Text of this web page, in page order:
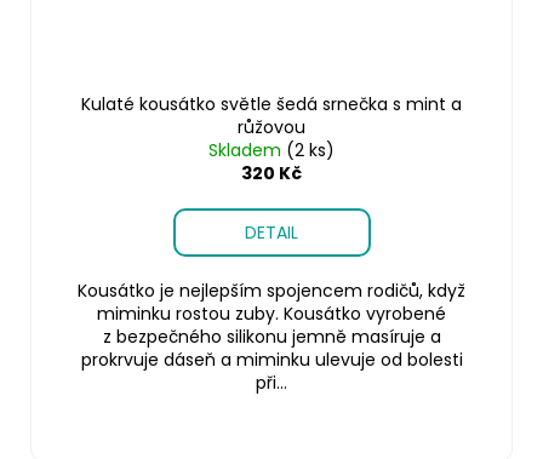
Kulaté kousátko světle šedá srnečka s mint a
růžovou
Skladem (2 ks)
320 Kč
DETAIL
Kousátko je nejlepším spojencem rodičů, když
miminku rostou zuby. Kousátko vyrobené
z bezpečného silikonu jemně masíruje a
prokrvuje dáseň a miminku ulevuje od bolesti
při...